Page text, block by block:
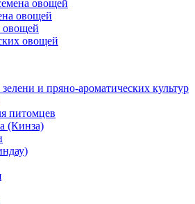
овощей
овощей
овощей
овощей
и пряно-ароматических культур
питомцев
(Кинза)